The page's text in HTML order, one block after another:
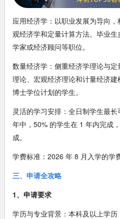
应用经济学：以职业发展为导向
观经济学和定量计算方法。毕业
学家或经济顾问等职位。
数量经济学：侧重经济学理论与
理论、宏观经济理论和计量经济
博士学位计划的学生。
灵活的学习安排：全日制学生最
年中，50% 的学生在 1 年内完成
成。
学费标准：2026 年 8 月入学的学
三、申请全攻略
1、申请要求
学历与专业背景：本科及以上学